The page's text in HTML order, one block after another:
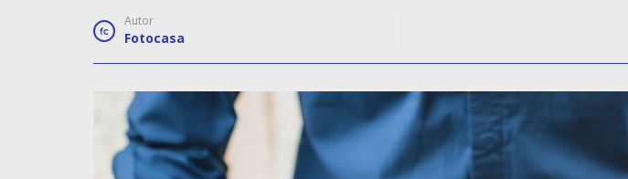
Autor
Fotocasa